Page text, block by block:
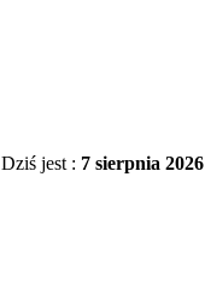
Dziś jest : 7 sierpnia 2026